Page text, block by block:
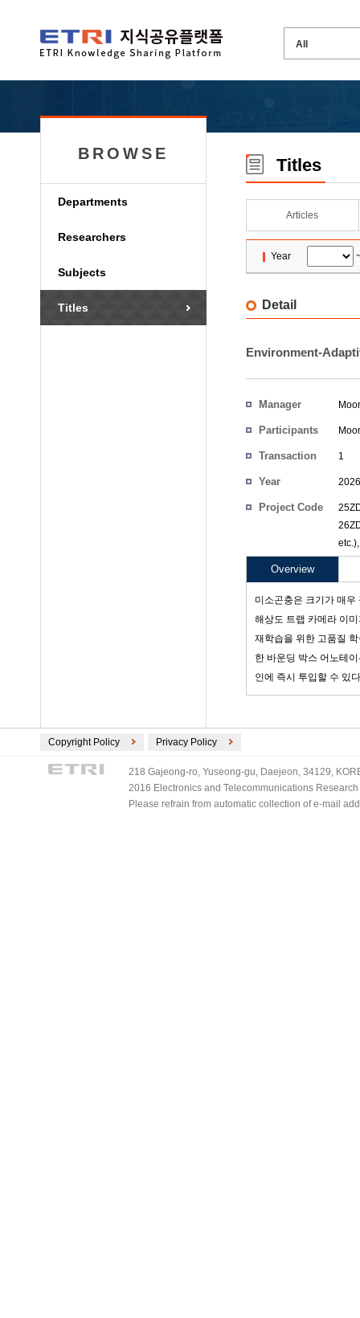
BROWSE
Departments
Researchers
Subjects
Titles
Titles
Articles
Year
Detail
Environment-
Manager
Participants
Transaction
1
Year 2026
Project Code
Overview
미소곤충은 크기가 매
해상도 트랩 카메라 이
재학습을 위한 고품질
한 바운딩 박스 어노테
인에 즉시 투입할 수 있
Copyright Policy Privacy Policy
218 Gajeong-ro, Yuseong-gu, Daejeon, 34129,
2016 Electronics and Telecommunications
Please refrain from automatic collection of e-mail